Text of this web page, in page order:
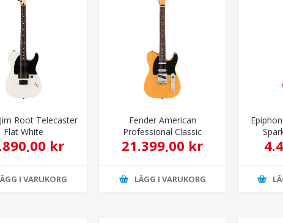
Root Telecaster
Flat White
kr
I VARUKORG
Fender American
Professional Classic
HotShot™ Telecaster®
21.399,00 kr
LÄGG I VARUKORG